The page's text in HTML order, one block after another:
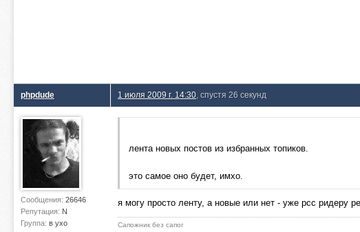
phpdude
Сообщения: 26646
Репутация: N
Группа: в ухо
1 июля 2009 г. 14:30 , спустя 26 секунд
лента новых постов из избранных топиков.
это самое оно будет, имхо.
я могу просто ленту, а новые или нет - уже рсс ридеру
Сапожник без сапог